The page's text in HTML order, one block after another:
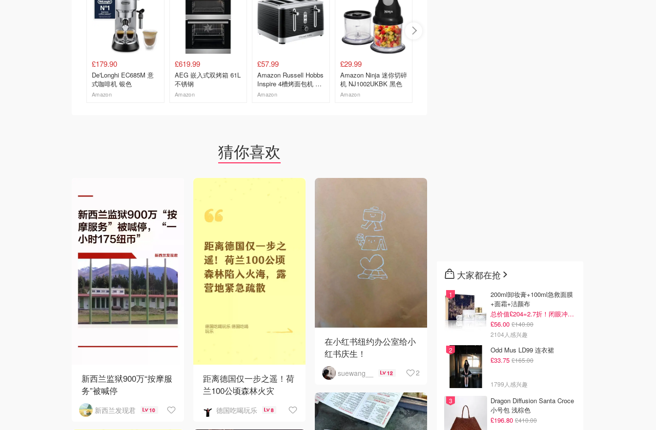
£179.90
De'Longhi EC685M 意
式咖啡机 银色
Amazon
£619.99
AEG 嵌入式双烤箱 61L
不锈钢
Amazon
£57.99
Amazon Russell Hobbs
Inspire 4槽烤面包机 宽
槽
Amazon
£29.99
Amazon Ninja 迷你切碎
机 NJ1002UKBK 黑色
Amazon
猜你喜欢
新西兰监狱900万“按摩服
务”被喊停
新西兰发现君 10
距离德国仅一步之遥！荷
兰100公顷森林火灾
德国吃喝玩乐 8
在小红书纽约办公室给小
红书庆生！
suewang__ 12 2
大家都在抢
200ml卸妆膏+100ml急救面膜
+面霜+洁颜布
总价值£204=2.7折！闭眼冲这套！
£56.00 £140.00
2104人感兴趣
Odd Mus LD99 连衣裙
£33.75 £165.00
1799人感兴趣
Dragon Diffusion Santa Croce
小号包 浅棕色
£196.80 £410.00